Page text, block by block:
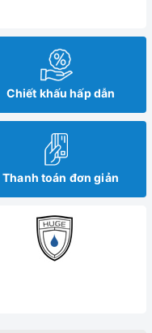
Chiết khấu hấp dẫn
Thanh toán đơn giản